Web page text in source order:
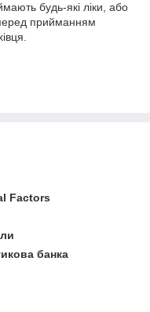
будь-які ліки, або
прийманням
Factors
банка